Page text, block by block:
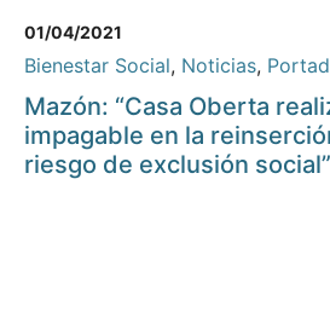
01/04/2021
Bienestar Social, Noticias,
Mazón: “Casa Oberta
impagable en la
riesgo de exclusión social”